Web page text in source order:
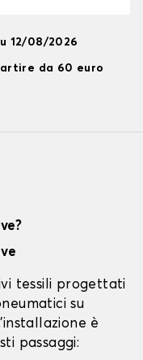
12/08/2026
da 60 euro
tessili progettati
su
è
passaggi: